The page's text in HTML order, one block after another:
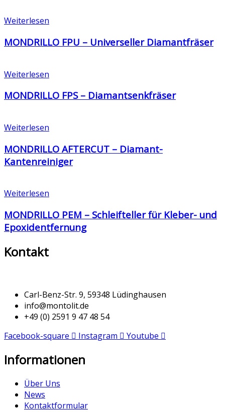
Weiterlesen
MONDRILLO FPU – Universeller Diamantfräser
Weiterlesen
MONDRILLO FPS – Diamantsenkfräser
Weiterlesen
MONDRILLO AFTERCUT – Diamant-
Kantenreiniger
Weiterlesen
MONDRILLO PEM – Schleifteller für Kleber- und
Epoxidentfernung
Kontakt
Carl-Benz-Str. 9, 59348 Lüdinghausen
info@montolit.de
+49 (0) 2591 9 47 48 54
Facebook-square
Instagram Youtube
Informationen
Über Uns
News
Kontaktformular